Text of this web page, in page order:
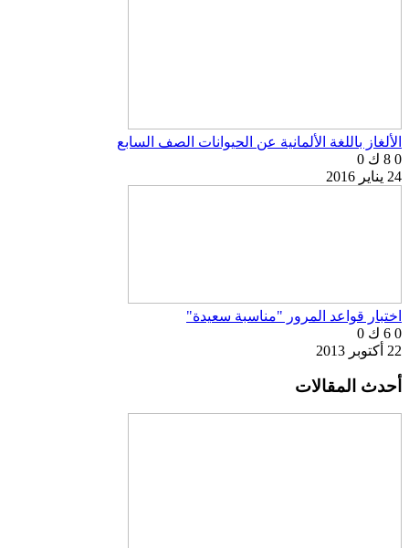
الألغاز باللغة الألمانية عن الحيوانات الصف السابع
0 8 ك
0
24 يناير 2016
اختبار قواعد المرور "مناسبة سعيدة"
0 6 ك
0
22 أكتوبر 2013
أحدث المقالات